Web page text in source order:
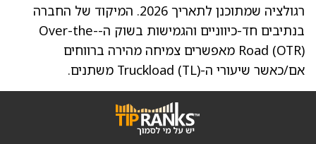
רגולציה שמתוכנן לתאריך 2026. המיקוד של החברה
בנתיבים חד-כיווניים והגמישות בשוק ה-Over-the-
Road (OTR) מאפשרים צמיחה מהירה ברווחים
אם/כאשר שיעורי ה-Truckload (TL) משתנים.